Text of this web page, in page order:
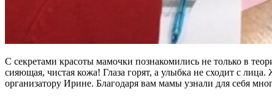
С секретами красоты мамочки познакомились не только в
сияющая, чистая кожа! Глаза горят, а улыбка не сходит с
организатору Ирине. Благодаря вам мамы узнали для себя